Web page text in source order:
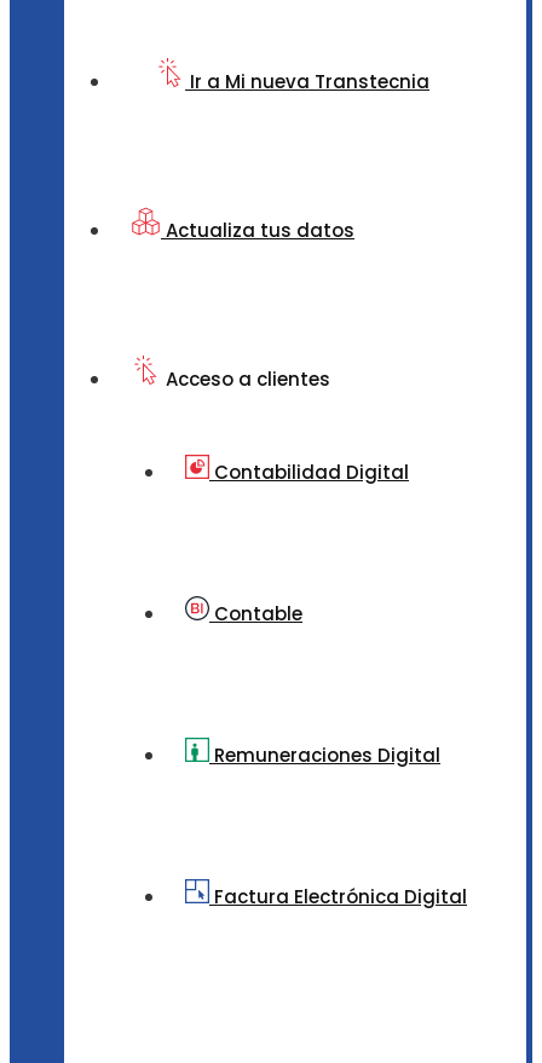
Ir a Mi nueva Transtecnia
Actualiza tus datos
Acceso a clientes
Contabilidad Digital
Contable
Remuneraciones Digital
Factura Electrónica Digital